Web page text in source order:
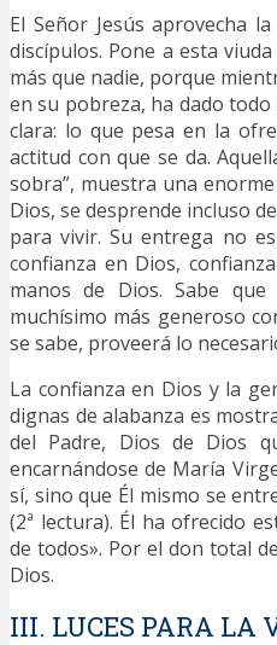
El Señor Jesús aprovecha
discípulos. Pone a esta
más que nadie, porque
en su pobreza, ha dado
clara: lo que pesa en la
actitud con que se da.
sobra”, muestra una
Dios, se desprende incluso
para vivir. Su entrega no
confianza en Dios,
manos de Dios. Sabe
muchísimo más generoso
se sabe, proveerá lo
La confianza en Dios y la
dignas de alabanza es
del Padre, Dios de Dios
encarnándose de María
sí, sino que Él mismo se
(2ª lectura). Él ha ofrecido
de todos». Por el don total
Dios.
III. LUCES PARA LA